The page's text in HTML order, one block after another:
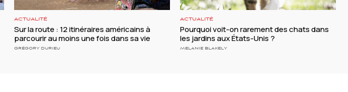
ACTUALITÉ
Sur la route : 12 itinéraires américains à
parcourir au moins une fois dans sa vie
GRÉGORY DURIEU
ACTUALITÉ
Pourquoi voit-on rarement des chats dans
les jardins aux États-Unis ?
MELANIE BLAKELY